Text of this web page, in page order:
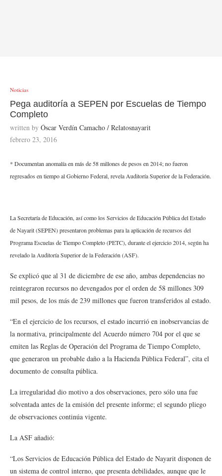
Noticias
Pega auditoría a SEPEN por Escuelas de Tiempo
Completo
written by Óscar Verdín Camacho / Relatosnayarit
febrero 23, 2016
* Documentan anomalía en más de 58 millones de pesos en 2014; no fueron
regresados en tiempo al Gobierno Federal, revela Auditoría Superior de la Federación.
La Secretaría de Educación, así como los Servicios de Educación Pública del Estado
de Nayarit (SEPEN) presentaron problemas para la aplicación de recursos del
Programa Escuelas de Tiempo Completo (PETC), durante el ejercicio 2014, según ha
revelado la Auditoría Superior de la Federación (ASF).
Se explicó que al 31 de diciembre de ese año, ambas dependencias no
reintegraron recursos no devengados por el orden de 58 millones 309
mil pesos, de los más de 239 millones que fueron transferidos al estado.
“En el ejercicio de los recursos, el estado incurrió en inobservancias de
la normativa, principalmente del Acuerdo número 704 por el que se
emiten las Reglas de Operación del Programa de Tiempo Completo,
que generaron un probable daño a la Hacienda Pública Federal”, cita el
documento de consulta pública.
La irregularidad dio motivo a dos observaciones, pero sólo una fue
solventada antes de la emisión del presente informe; el segundo pliego
de observaciones continúa vigente.
La ASF añadió:
“Los Servicios de Educación Pública del Estado de Nayarit disponen de
un sistema de control interno, que presenta debilidades, aunque que le